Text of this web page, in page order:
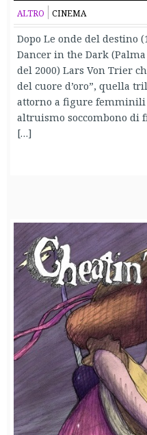
ALTRO CINEMA
Dopo Le onde del destino
Dancer in the Dark (Palma
del 2000) Lars Von Trier
del cuore d’oro”, quella
attorno a figure
altruismo soccombono di
[…]